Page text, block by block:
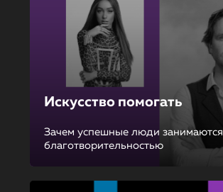
Искусство помогать
Зачем успешные люди занимаются
благотворительностью